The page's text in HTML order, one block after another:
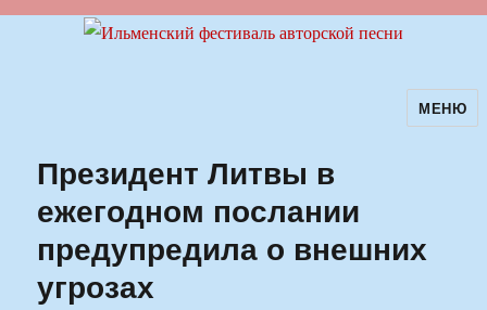
Ильменский фестиваль авторскойМЕНЮ
Президент Литвы в
ежегодном послании
предупредила о внешних
угрозах